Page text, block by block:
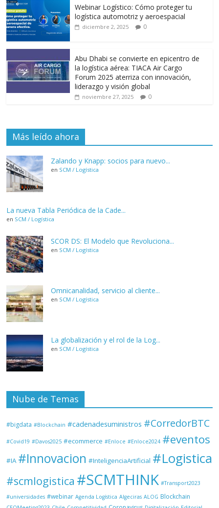
Webinar Logístico: Cómo proteger tu
logística automotriz y aeroespacial
diciembre 2, 2025 0
Abu Dhabi se convierte en epicentro de
la logística aérea: TIACA Air Cargo
Forum 2025 aterriza con innovación,
liderazgo y visión global
noviembre 27, 2025 0
Más leído ahora
Zalando y Knapp: socios para nuevo...
en SCM / Logística
La nueva Tabla Periódica de la Cade...
en SCM / Logística
SCOR DS: El Modelo que Revoluciona...
en SCM / Logística
Omnicanalidad, servicio al cliente...
en SCM / Logística
La globalización y el rol de la Log...
en SCM / Logística
Nube de Temas
#bigdata #Blockchain #cadenadesuministros #CorredorBTC
#Covid19 #Davos2025 #ecommerce #Enloce #Enloce2024 #eventos
#IA #Innovacion #InteligenciaArtificial #Logistica
#scmlogistica #SCMTHINK #Transport2023
#universidades #webinar Agenda Logística Algeciras ALOG Blockchain